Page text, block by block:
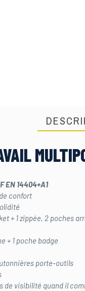
EN 14404+A1
confort
+ 1 zippée, 2 poches
+ 1 poche badge
porte-outils
de visibilité quand il